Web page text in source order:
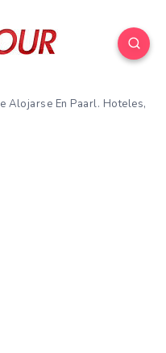
Alojarse En Paarl. Hoteles,